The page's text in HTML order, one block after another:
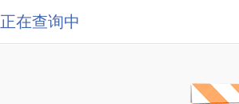
正在查询中